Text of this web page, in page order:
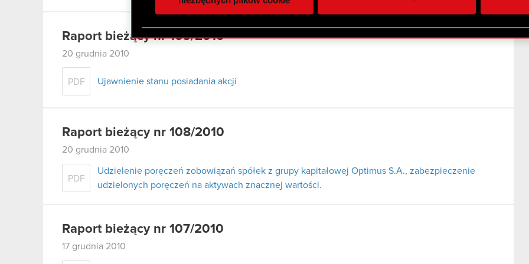
otrzymanymi od Ciebie lub uzyskanymi podczas korzystania z ich usług. Kontynuując
zgadasz się na używanie plików cookie.
Raport bieżący nr 109/2010
20 grudnia 2010
PDF Ujawnienie stanu posiadania akcji
Raport bieżący nr 108/2010
20 grudnia 2010
PDF
Udzielenie poręczeń zobowiązań spółek z grupy kapitałowej Optimus S.A., zabezpieczenie
udzielonych poręczeń na aktywach znacznej wartości.
Raport bieżący nr 107/2010
17 grudnia 2010